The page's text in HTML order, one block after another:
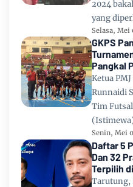
2024
yang
Selasa, Mei
GKPS
Pangkal
2024
Ketua
Runnaidi
Tim
Senin, Mei
Daftar 5
Dan 32
Terpilih
67
Tarutung,